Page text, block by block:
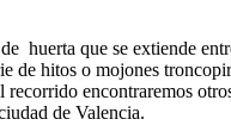
huerta que se extiende
de hitos o mojones
recorrido encontraremos
ciudad de Valencia.